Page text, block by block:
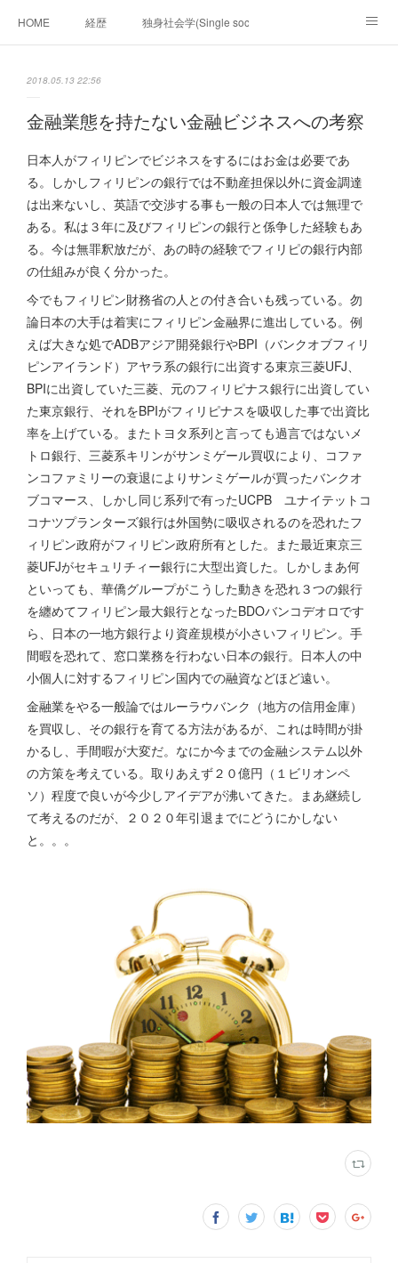
HOME 経歴 独身社会学(Single sociology)と高齢化社会学
移動出来て、工場で作る建物。未来２１００研究所
「心神の夢想２０２０」 フィリピンマンションは買うべきでは無い理由は全
海外生活の掟
フィリピンの問題点 フィリピンの歴史
未来２１００研究所他のアイデアマニラ男の手料理 総集編
https://globalclub.amebaownd.com/
2018.05.13 22:56
金融業態を持たない金融ビジネスへの考察
日本人がフィリピンでビジネスをするにはお金は必要であ
る。しかしフィリピンの銀行では不動産担保以外に資金調達
は出来ないし、英語で交渉する事も一般の日本人では無理で
ある。私は３年に及びフィリピンの銀行と係争した経験もあ
る。今は無罪釈放だが、あの時の経験でフィリピの銀行内部
の仕組みが良く分かった。
今でもフィリピン財務省の人との付き合いも残っている。勿
論日本の大手は着実にフィリピン金融界に進出している。例
えば大きな処でADBアジア開発銀行やBPI（バンクオブフィリ
ピンアイランド）アヤラ系の銀行に出資する東京三菱UFJ、
BPIに出資していた三菱、元のフィリピナス銀行に出資してい
た東京銀行、それをBPIがフィリピナスを吸収した事で出資比
率を上げている。またトヨタ系列と言っても過言ではないメ
トロ銀行、三菱系キリンがサンミゲール買収により、コファ
ンコファミリーの衰退によりサンミゲールが買ったバンクオ
ブコマース、しかし同じ系列で有ったUCPB ユナイテットコ
コナツプランターズ銀行は外国勢に吸収されるのを恐れたフ
ィリピン政府がフィリピン政府所有とした。また最近東京三
菱UFJがセキュリチィー銀行に大型出資した。しかしまあ何
といっても、華僑グループがこうした動きを恐れ３つの銀行
を纏めてフィリピン最大銀行となったBDOバンコデオロです
ら、日本の一地方銀行より資産規模が小さいフィリピン。手
間暇を恐れて、窓口業務を行わない日本の銀行。日本人の中
小個人に対するフィリピン国内での融資などほど遠い。
金融業をやる一般論ではルーラウバンク（地方の信用金庫）
を買収し、その銀行を育てる方法があるが、これは時間が掛
かるし、手間暇が大変だ。なにか今までの金融システム以外
の方策を考えている。取りあえず２０億円（１ビリオンペ
ソ）程度で良いが今少しアイデアが沸いてきた。まあ継続し
て考えるのだが、２０２０年引退までにどうにかしない
と。。。